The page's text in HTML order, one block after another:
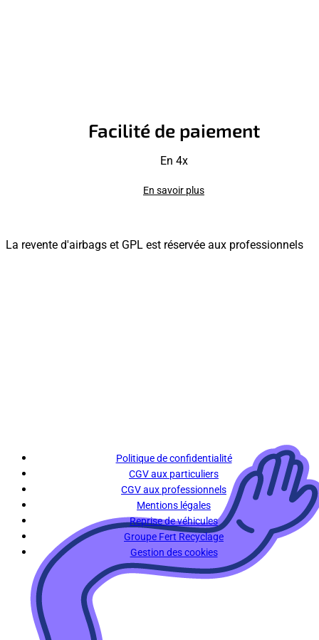
Facilité de paiement
En 4x
En savoir plus
La revente d'airbags et GPL est réservée aux professionnels
Politique de confidentialité
CGV aux particuliers
CGV aux professionnels
Mentions légales
Reprise de véhicules
Groupe Fert Recyclage
Gestion des cookies